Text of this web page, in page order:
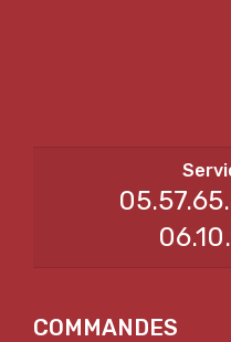
COMMANDES